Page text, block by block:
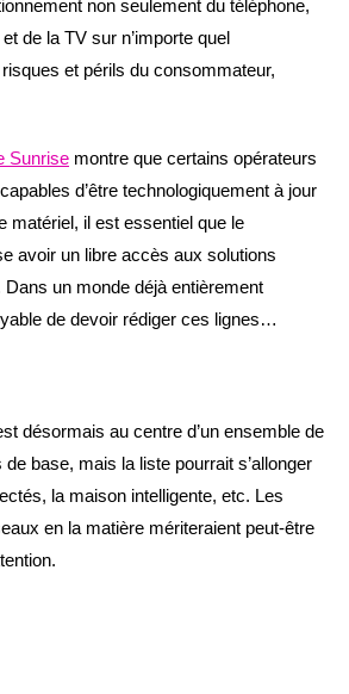
non seulement du téléphone,
de la TV sur n’importe quel
et périls du consommateur,
Sunrise montre que certains opérateurs
d’être technologiquement à jour
matériel, il est essentiel que le
avoir un libre accès aux solutions
un monde déjà entièrement
de devoir rédiger ces lignes…
désormais au centre d’un ensemble de
base, mais la liste pourrait s’allonger
la maison intelligente, etc. Les
en la matière mériteraient peut-être